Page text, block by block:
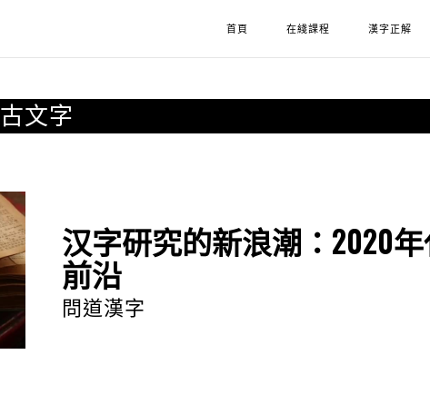
首頁 在綫課程 漢字正解
古文字
汉字研究的新浪潮：2020
前沿
問道漢字